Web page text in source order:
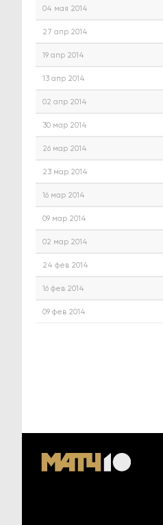
04 мая 2014
27 апр 2014
19 апр 2014
13 апр 2014
02 апр 2014
30 мар 2014
26 мар 2014
23 мар 2014
16 мар 2014
09 мар 2014
02 мар 2014
24 фев 2014
16 фев 2014
09 фев 2014